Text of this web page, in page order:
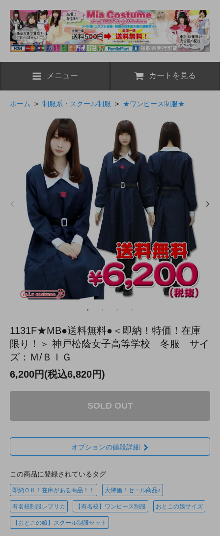
メニュー カートを見る
ホーム > 制服系・スクール制服 > ★ワンピース制服★
1131F★MB●送料無料●＜即納！特価！在庫
限り！＞ 神戸松蔭女子高等学校 冬服 サイ
ズ：Ｍ/ＢＩＧ
6,200円(税込6,820円)
SOLD OUT
オプションの値段詳細
この商品に登録されているタグ
即納ＯＫ！在庫がある商品！！ 大特価！セール商品♪
有名校制服レプリカ 【有名校】ワンピース制服 おとこの娘サイズ
【おとこの娘】スクール制服セット